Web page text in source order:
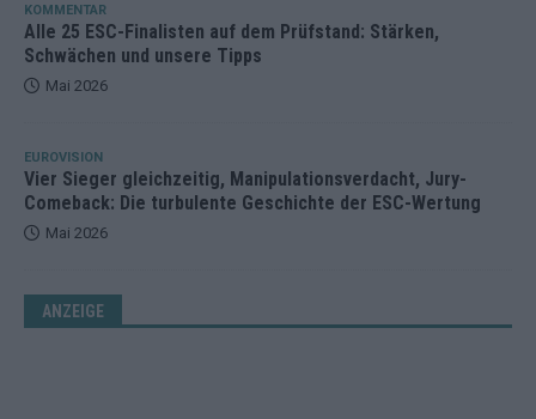
KOMMENTAR
Alle 25 ESC-Finalisten auf dem Prüfstand: Stärken,
Schwächen und unsere Tipps
Mai 2026
EUROVISION
Vier Sieger gleichzeitig, Manipulationsverdacht, Jury-
Comeback: Die turbulente Geschichte der ESC-Wertung
Mai 2026
ANZEIGE